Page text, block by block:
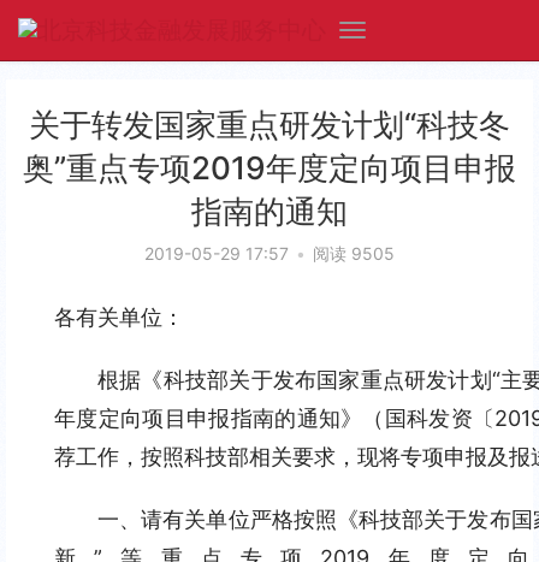
关于转发国家重点研发计划“科技冬
奥”重点专项2019年度定向项目申报
指南的通知
2019-05-29 17:57 • 阅读 9505
各有关单位：
根据《科技部关于发布国家重点研发计划“主
年度定向项目申报指南的通知》（国科发资〔
荐工作，按照科技部相关要求，现将专项申报及报
一、请有关单位严格按照《科技部关于发布